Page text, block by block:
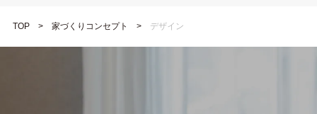
TOP 家づくりコンセプト デザイン